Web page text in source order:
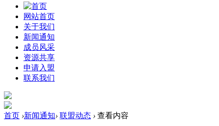
网站首页
关于我们
新闻通知
成员风采
资源共享
申请入盟
联系我们
首页 ›新闻通知› 联盟动态 › 查看内容